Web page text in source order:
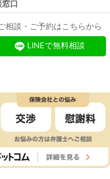
口
相談・ご予約はこちらから
LINEで無料相談